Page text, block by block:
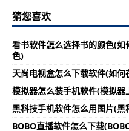
猜您喜欢
看书软件怎么选择书的颜色(
色)
天尚电视盒怎么下载软件(如
模拟器怎么装手机软件(模拟
黑科技手机软件怎么用图片(
BOBO直播软件怎么下载